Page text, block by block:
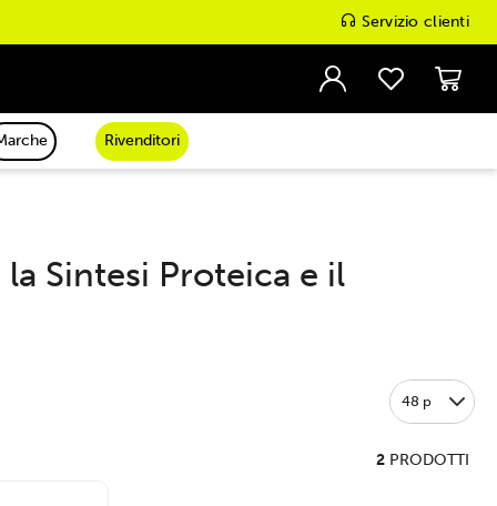
Servizio clienti
Rivenditori
Sintesi Proteica e il
48 p
2 PRODOTTI